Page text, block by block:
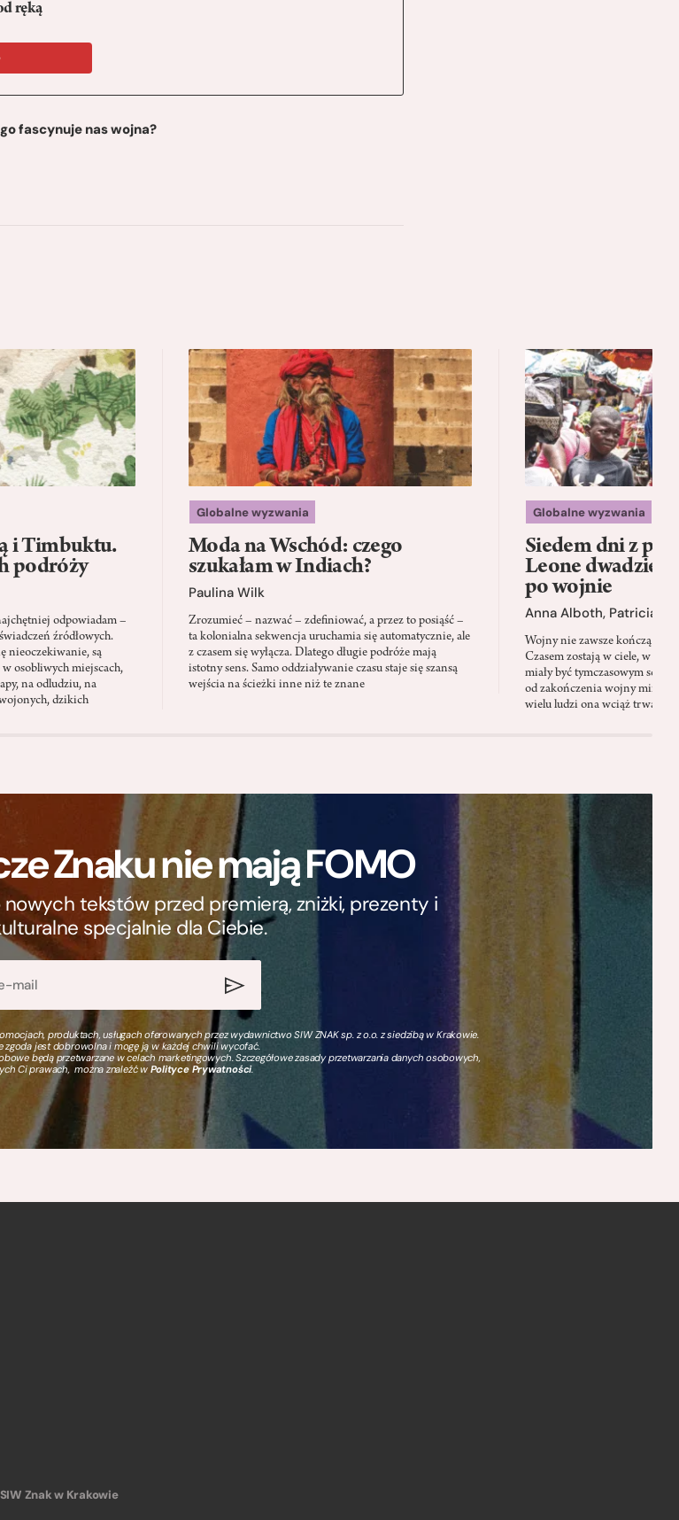
ręką
fascynuje nas wojna?
i Timbuktu.
podróży
odpowiadam –
źródłowych.
nieoczekiwanie, są
osobliwych miejscach,
na odludziu, na
dzikich
Globalne wyzwania
Moda na Wschód: czego
szukałam w Indiach?
Paulina Wilk
Zrozumieć – nazwać – zdefiniować, a przez to posiąść –
ta kolonialna sekwencja uruchamia się automatycznie, ale
z czasem się wyłącza. Dlatego długie podróże mają
istotny sens. Samo oddziaływanie czasu staje się szansą
wejścia na ścieżki inne niż te znane
Globalne wyzwania
Siedem dni z
Leone
po wojnie
Anna Alboth, Patricia
Wojny nie zawsze kończą się
Czasem zostają w ciele, w
miały być tymczasowym
od zakończenia wojny minęły
wielu ludzi ona wciąż trwa
Znaku nie mają FOMO
tekstów przed premierą, zniżki, prezenty i
specjalnie dla Ciebie.
produktach, usługach oferowanych przez wydawnictwo SIW ZNAK sp. z o.o. z siedzibą w Krakowie.
zgoda jest dobrowolna i mogę ją w każdej chwili wycofać.
będą przetwarzane w celach marketingowych. Szczegółowe zasady przetwarzania danych osobowych,
Ci prawach, można znaleźć wPolityce Prywatności.
Znak w Krakowie